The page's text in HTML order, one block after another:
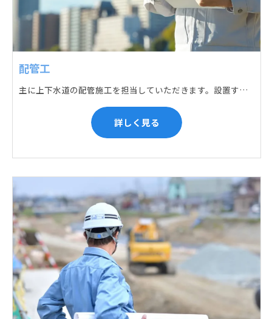
配管工
主に上下水道の配管施工を担当していただきます。設置する場所に応じて配管の形状や流れを工夫する管加工、ねじ切り、管締め、そして管据付作業になり、5人以上のチームで動くことが多いです。
詳しく見る